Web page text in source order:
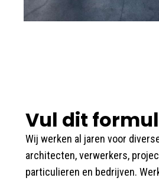
Vul dit
Wij werken al jaren voor
architecten, verwerkers,
particulieren en bedrijven.